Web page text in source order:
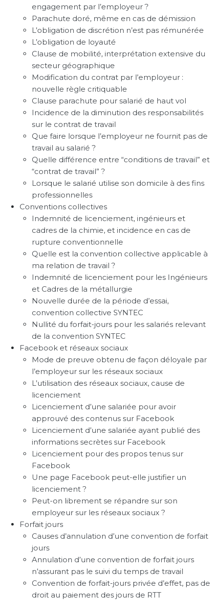
engagement par l’employeur ?
Parachute doré, même en cas de démission
L’obligation de discrétion n’est pas rémunérée
L’obligation de loyauté
Clause de mobilité, interprétation extensive du
secteur géographique
Modification du contrat par l’employeur :
nouvelle règle critiquable
Clause parachute pour salarié de haut vol
Incidence de la diminution des responsabilités
sur le contrat de travail
Que faire lorsque l’employeur ne fournit pas de
travail au salarié ?
Quelle différence entre “conditions de travail” et
“contrat de travail” ?
Lorsque le salarié utilise son domicile à des fins
professionnelles
Conventions collectives
Indemnité de licenciement, ingénieurs et
cadres de la chimie, et incidence en cas de
rupture conventionnelle
Quelle est la convention collective applicable à
ma relation de travail ?
Indemnité de licenciement pour les Ingénieurs
et Cadres de la métallurgie
Nouvelle durée de la période d’essai,
convention collective SYNTEC
Nullité du forfait-jours pour les salariés relevant
de la convention SYNTEC
Facebook et réseaux sociaux
Mode de preuve obtenu de façon déloyale par
l’employeur sur les réseaux sociaux
L’utilisation des réseaux sociaux, cause de
licenciement
Licenciement d’une salariée pour avoir
approuvé des contenus sur Facebook
Licenciement d’une salariée ayant publié des
informations secrètes sur Facebook
Licenciement pour des propos tenus sur
Facebook
Une page Facebook peut-elle justifier un
licenciement ?
Peut-on librement se répandre sur son
employeur sur les réseaux sociaux ?
Forfait jours
Causes d’annulation d’une convention de forfait
jours
Annulation d’une convention de forfait jours
n’assurant pas le suivi du temps de travail
Convention de forfait-jours privée d’effet, pas de
droit au paiement des jours de RTT